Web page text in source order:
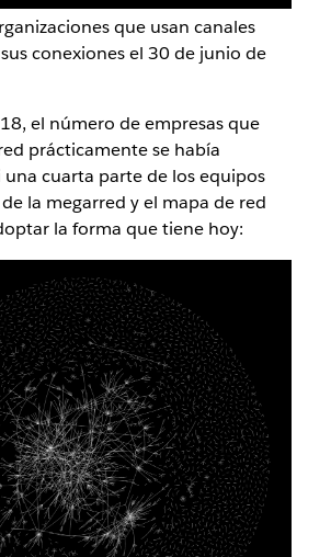
que usan canales
conexiones el 30 de junio de
el número de empresas que
prácticamente se había
cuarta parte de los equipos
la megarred y el mapa de red
la forma que tiene hoy: